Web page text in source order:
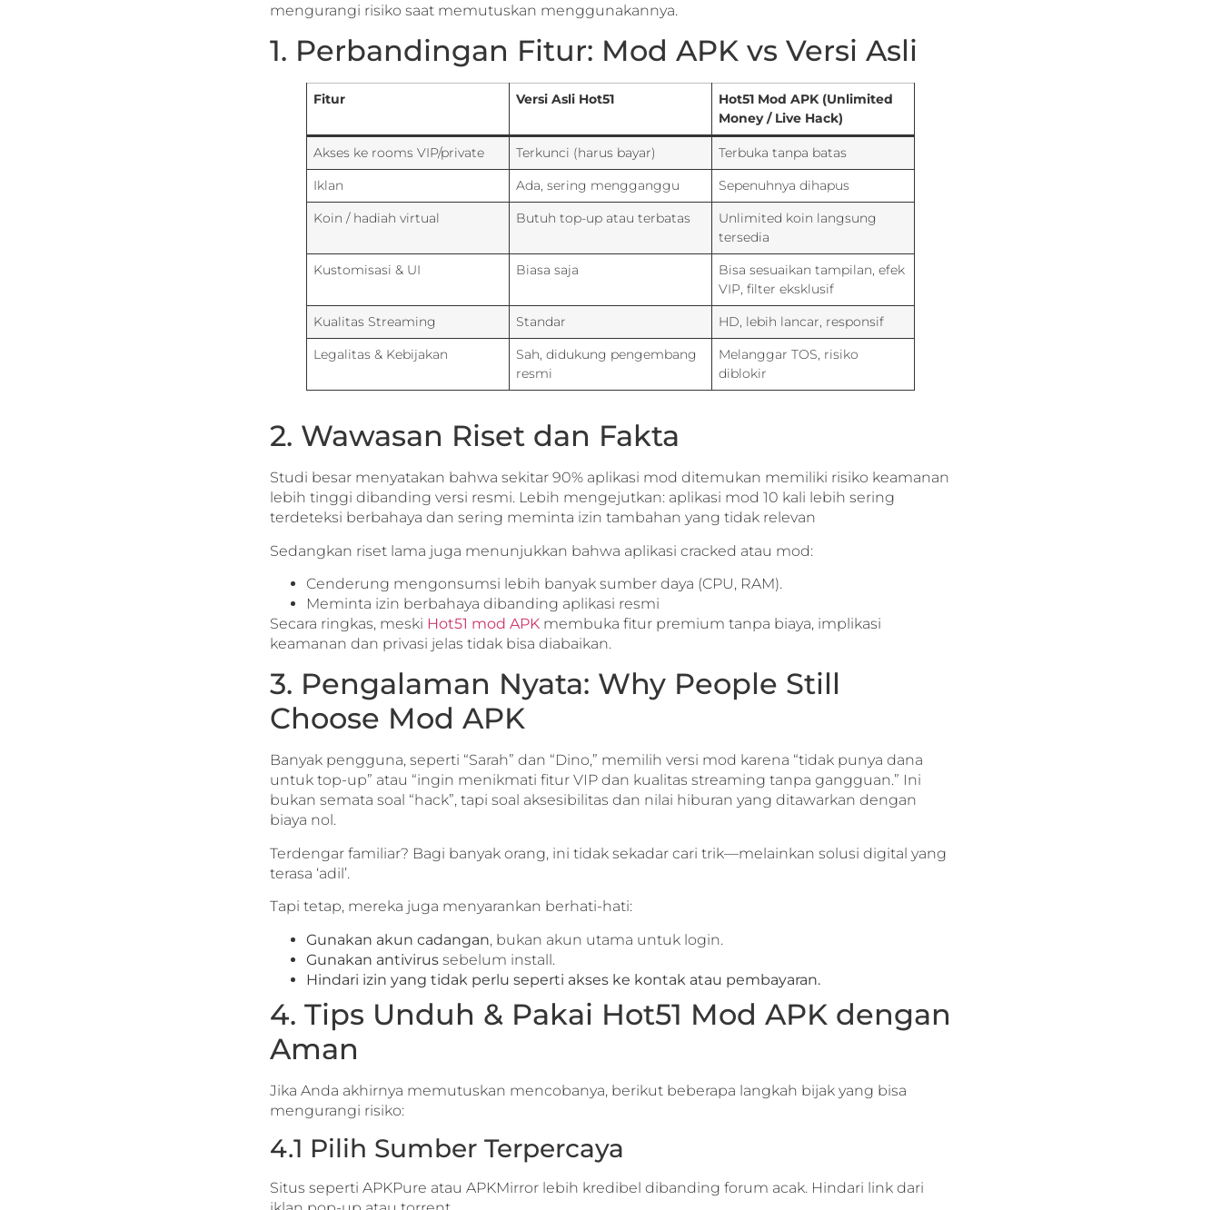
mengurangi risiko saat memutuskan menggunakannya.
1. Perbandingan Fitur: Mod APK vs Versi Asli
Fitur Versi Asli Hot51
Hot51 Mod APK (Unlimited
Money / Live Hack)
Akses ke rooms VIP/private Terkunci (harus bayar)
Terbuka tanpa batas
Iklan
Ada, sering mengganggu
Sepenuhnya dihapus
Koin / hadiah virtual
Butuh top-up atau terbatas
Unlimited koin langsung
tersedia
Kustomisasi & UI
Biasa saja
Bisa sesuaikan tampilan, efek
VIP, filter eksklusif
Kualitas Streaming
Standar
HD, lebih lancar, responsif
Legalitas & Kebijakan
Sah, didukung pengembang
resmi
Melanggar TOS, risiko
diblokir
2. Wawasan Riset dan Fakta
Studi besar menyatakan bahwa sekitar 90% aplikasi mod ditemukan memiliki risiko keamanan
lebih tinggi dibanding versi resmi. Lebih mengejutkan: aplikasi mod 10 kali lebih sering
terdeteksi berbahaya dan sering meminta izin tambahan yang tidak relevan
Sedangkan riset lama juga menunjukkan bahwa aplikasi cracked atau mod:
Cenderung mengonsumsi lebih banyak sumber daya (CPU, RAM).
Meminta izin berbahaya dibanding aplikasi resmi
Secara ringkas, meski Hot51 mod APK membuka fitur premium tanpa biaya, implikasi
keamanan dan privasi jelas tidak bisa diabaikan.
3. Pengalaman Nyata: Why People Still
Choose Mod APK
Banyak pengguna, seperti “Sarah” dan “Dino,” memilih versi mod karena “tidak punya dana
untuk top-up” atau “ingin menikmati fitur VIP dan kualitas streaming tanpa gangguan.” Ini
bukan semata soal “hack”, tapi soal aksesibilitas dan nilai hiburan yang ditawarkan dengan
biaya nol.
Terdengar familiar? Bagi banyak orang, ini tidak sekadar cari trik—melainkan solusi digital yang
terasa ‘adil’.
Tapi tetap, mereka juga menyarankan berhati-hati:
Gunakan akun cadangan, bukan akun utama untuk login.
Gunakan antivirus sebelum install.
Hindari izin yang tidak perlu seperti akses ke kontak atau pembayaran.
4. Tips Unduh & Pakai Hot51 Mod APK dengan
Aman
Jika Anda akhirnya memutuskan mencobanya, berikut beberapa langkah bijak yang bisa
mengurangi risiko:
4.1 Pilih Sumber Terpercaya
Situs seperti APKPure atau APKMirror lebih kredibel dibanding forum acak. Hindari link dari